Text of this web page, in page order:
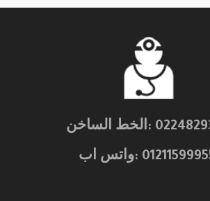
:الخط الساخن